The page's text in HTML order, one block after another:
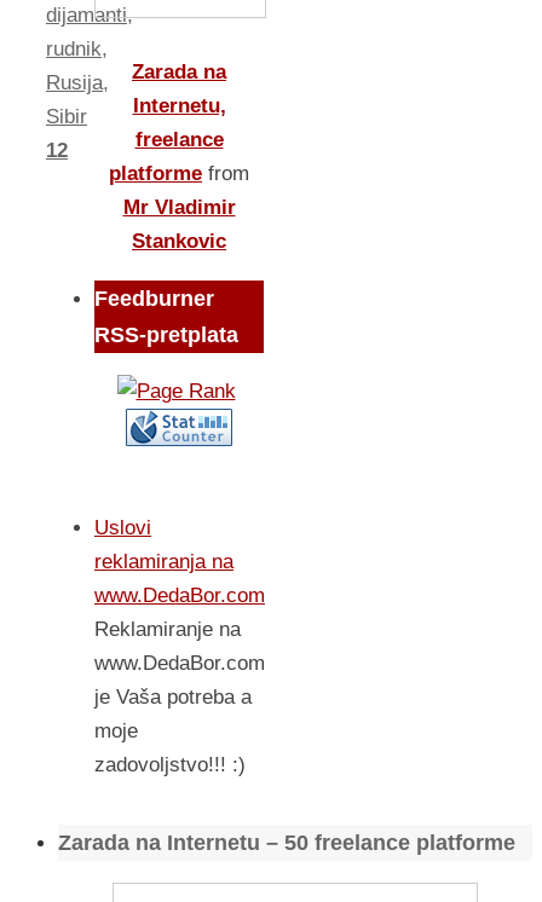
dijamanti,
rudnik,
Rusija,
Sibir
12
Zarada na
Internetu,
freelance
platforme from
Mr Vladimir
Stankovic
Feedburner
RSS-pretplata
Uslovi
reklamiranja na
www.DedaBor.com
Reklamiranje na
www.DedaBor.com
je Vaša potreba a
moje
zadovoljstvo!!! :)
Zarada na Internetu – 50 freelance platforme